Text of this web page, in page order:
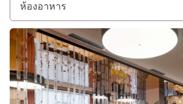
ห้องอาหาร
ดูรายละเอียด